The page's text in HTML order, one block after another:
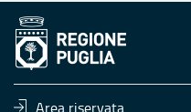
Area riservata